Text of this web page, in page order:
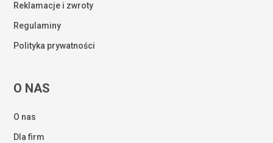
Reklamacje i zwroty
Regulaminy
Polityka prywatności
O NAS
O nas
Dla firm